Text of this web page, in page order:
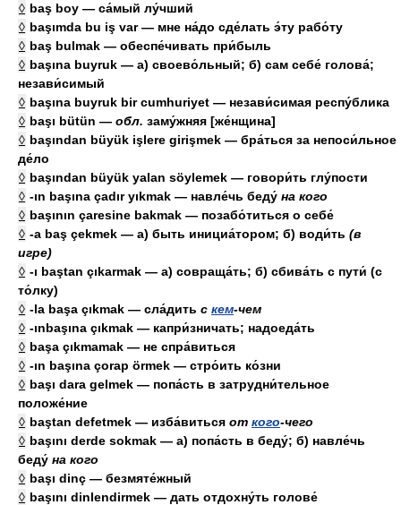
◊ baş boy — са́мый лу́чший
◊ başımda bu iş var — мне на́до сде́лать э́ту рабо́ту
◊ baş bulmak — обеспе́чивать при́быль
◊ başına buyruk — а) своево́льный; б) сам себе́ голова́;
незави́симый
◊ başına buyruk bir cumhuriyet — незави́симая респу́блика
◊ başı bütün — обл. заму́жняя [же́нщина]
◊ başından büyük işlere girişmek — бра́ться за непоси́льное
де́ло
◊ başından büyük yalan söylemek — говори́ть глу́пости
◊ -ın başına çadır yıkmak — навле́чь беду́ на кого
◊ başının çaresine bakmak — позабо́титься о себе́
◊ -a baş çekmek — а) быть инициа́тором; б) води́ть (в
игре)
◊ -ı baştan çıkarmak — а) совраща́ть; б) сбива́ть с пути́ (с
то́лку)
◊ -la başa çıkmak — сла́дить с кем-чем
◊ -ınbaşına çıkmak — капри́зничать; надоеда́ть
◊ başa çıkmamak — не спра́виться
◊ -ın başına çorap örmek — стро́ить ко́зни
◊ başı dara gelmek — попа́сть в затрудни́тельное
положе́ние
◊ baştan defetmek — изба́виться от кого-чего
◊ başını derde sokmak — а) попа́сть в беду́; б) навле́чь
беду́ на кого
◊ başı dinç — безмяте́жный
◊ başını dinlendirmek — дать отдохну́ть голове́